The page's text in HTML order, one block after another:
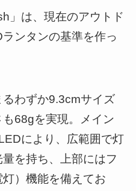
」は、現在のアウトド
ンタンの基準を作っ
わずか9.3cmサイズ
68gを実現。メイン
により、広範囲で灯
を持ち、上部にはフ
）機能を備えてお